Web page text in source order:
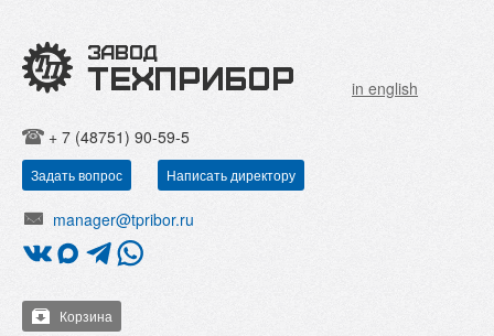
in english
+ 7 (48751) 90-59-5
Задать вопрос Написать директору
manager@tpribor.ru
Корзина